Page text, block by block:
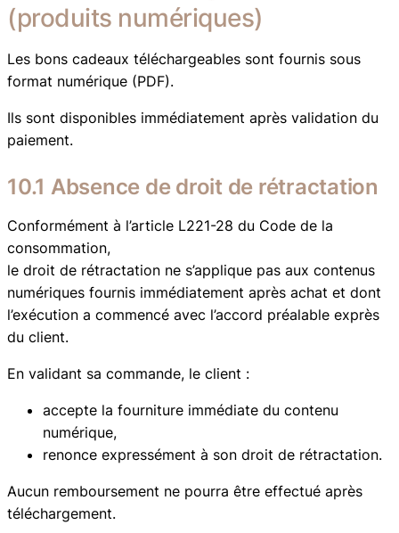
(produits numériques)
Les bons cadeaux téléchargeables sont fournis sous
format numérique (PDF).
Ils sont disponibles immédiatement après validation du
paiement.
10.1 Absence de droit de rétractation
Conformément à l’article L221-28 du Code de la
consommation,
le droit de rétractation ne s’applique pas aux contenus
numériques fournis immédiatement après achat et dont
l’exécution a commencé avec l’accord préalable exprès
du client.
En validant sa commande, le client :
accepte la fourniture immédiate du contenu
numérique,
renonce expressément à son droit de rétractation.
Aucun remboursement ne pourra être effectué après
téléchargement.